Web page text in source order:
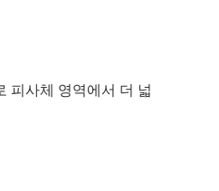
피사체 영역에서 더 넓